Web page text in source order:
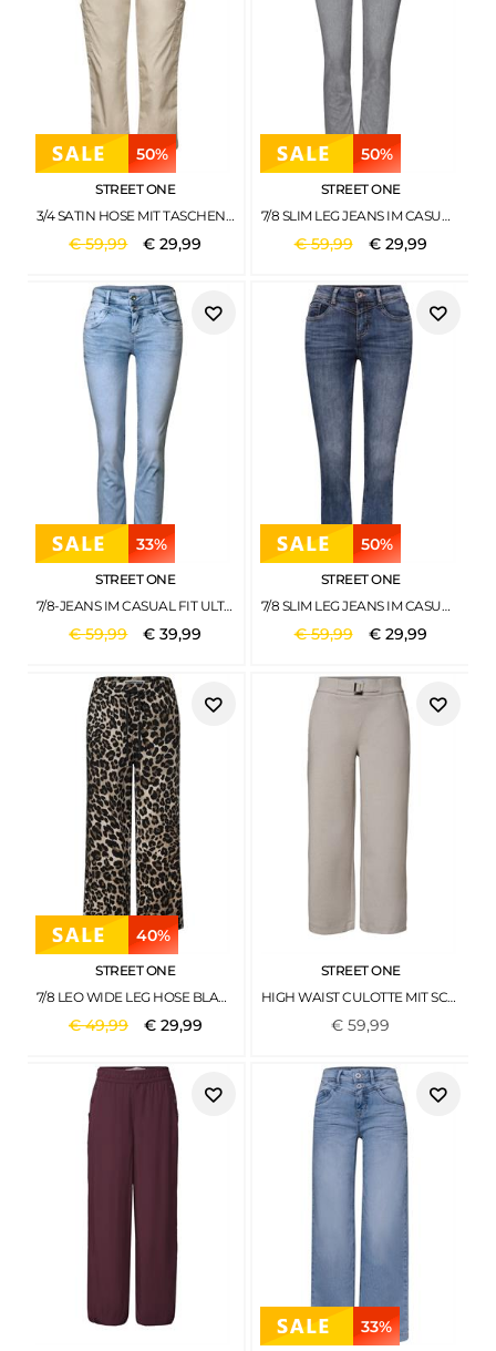
50%
STREET ONE
3/4 SATIN HOSE MIT TASCHEN BARLEY BEIGE
€59,99 €29,99
50%
STREET ONE
7/8 SLIM LEG JEANS IM CASUAL FIT LIGHT GREY RANDOM WASH
€59,99 € 29,99
33%
STREET ONE
7/8-JEANS IM CASUAL FIT ULTRA BLEACH RANDOM WASHED
€59,99 €39,99
50%
STREET ONE
7/8 SLIM LEG JEANS IM CASUAL FIT AUTHENTIC DARK BLUE WASH
€59,99 € 29,99
40%
STREET ONE
7/8 LEO WIDE LEG HOSE BLACK
€49,99 € 29,99
STREET ONE
HIGH WAIST CULOTTE MIT SCHNALLENDETAIL CLAY SAND
€59,99
33%